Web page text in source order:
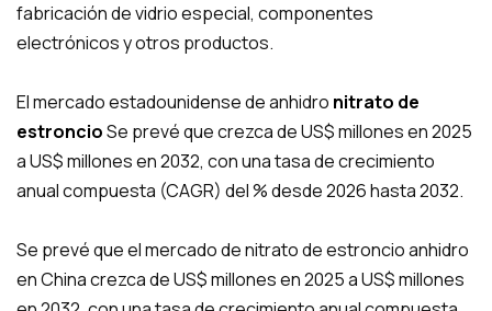
fabricación de vidrio especial, componentes
electrónicos y otros productos.
El mercado estadounidense de anhidro nitrato de
estroncioSe prevé que crezca de US$ millones en 2025
a US$ millones en 2032, con una tasa de crecimiento
anual compuesta (CAGR) del % desde 2026 hasta 2032.
Se prevé que el mercado de nitrato de estroncio anhidro
en China crezca de US$ millones en 2025 a US$ millones